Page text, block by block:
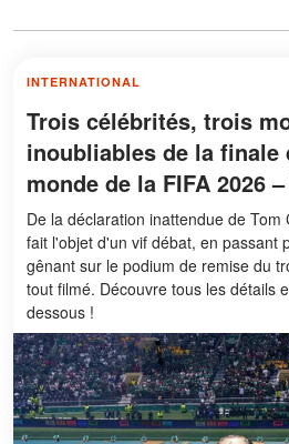
INTERNATIONAL
Trois célébrités, trois
inoubliables de la finale
monde de la FIFA 2026
De la déclaration inattendue de
fait l'objet d'un vif débat, en passant
gênant sur le podium de remise du
tout filmé. Découvre tous les détails
dessous !